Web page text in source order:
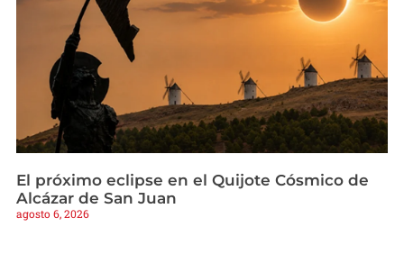
El próximo eclipse en el Quijote Cósmico de
Alcázar de San Juan
agosto 6, 2026